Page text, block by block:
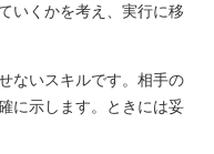
いくかを考え、実行に移
ないスキルです。相手の
に示します。ときには妥